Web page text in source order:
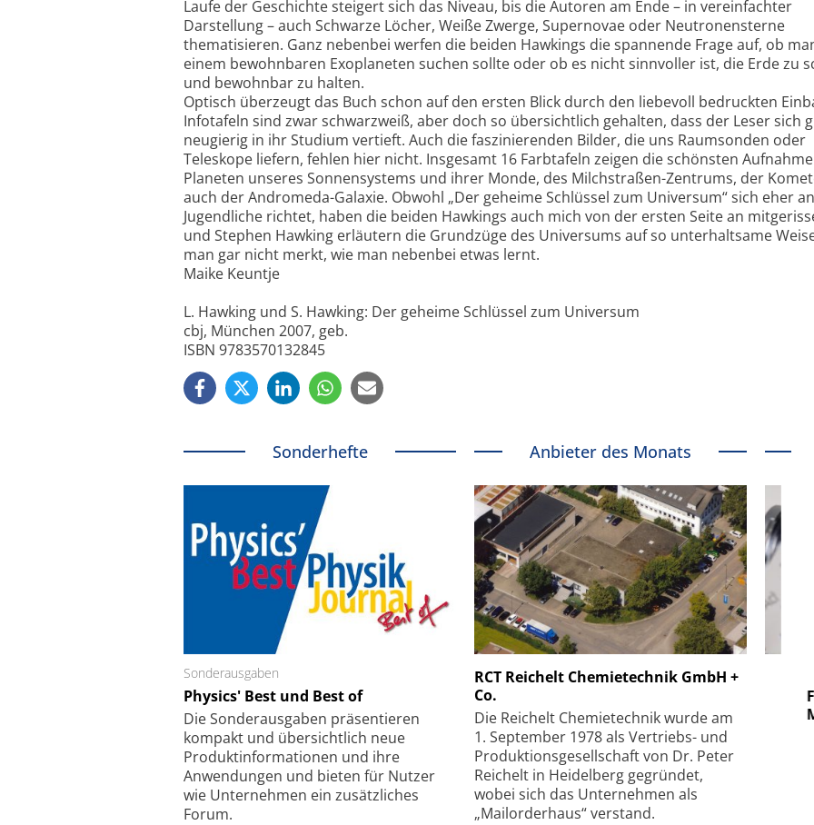
Laufe der Geschichte steigert sich das Niveau, bis die Autoren am Ende – in vereinfachter
Darstellung – auch Schwarze Löcher, Weiße Zwerge, Supernovae oder Neutronensterne
thematisieren. Ganz nebenbei werfen die beiden Hawkings die spannende Frage auf, ob
einem bewohnbaren Exoplaneten suchen sollte oder ob es nicht sinnvoller ist, die Erde zu
und bewohnbar zu halten.
Optisch überzeugt das Buch schon auf den ersten Blick durch den liebevoll bedruckten
Infotafeln sind zwar schwarzweiß, aber doch so übersichtlich gehalten, dass der Leser sich
neugierig in ihr Studium vertieft. Auch die faszinierenden Bilder, die uns Raumsonden oder
Teleskope liefern, fehlen hier nicht. Insgesamt 16 Farbtafeln zeigen die schönsten
Planeten unseres Sonnensystems und ihrer Monde, des Milchstraßen-Zentrums, der
auch der Andromeda-Galaxie. Obwohl „Der geheime Schlüssel zum Universum“ sich eher an
Jugendliche richtet, haben die beiden Hawkings auch mich von der ersten Seite an
und Stephen Hawking erläutern die Grundzüge des Universums auf so unterhaltsame
man gar nicht merkt, wie man nebenbei etwas lernt.
Maike Keuntje
L. Hawking und S. Hawking: Der geheime Schlüssel zum Universum
cbj, München 2007, geb.
ISBN 9783570132845
Sonderhefte
Sonderausgaben
Physics' Best und Best of
Die Sonder­ausgaben präsentieren
kompakt und übersichtlich neue
Produkt­informationen und ihre
Anwendungen und bieten für Nutzer
wie Unternehmen ein zusätzliches
Forum.
Anbieter des Monats
RCT Reichelt Chemietechnik GmbH +
Co.
Die Reichelt Chemietechnik wurde am
1. September 1978 als Vertriebs- und
Produktionsgesellschaft von Dr. Peter
Reichelt in Heidelberg gegründet,
wobei sich das Unternehmen als
„Mailorderhaus“ verstand.
Faserkoppler mit Super-
Feinfokussierungsmechanismus
SmarAct GmbH
kleinstem Raum